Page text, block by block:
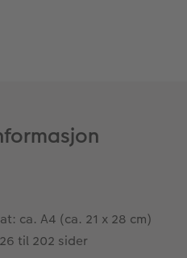
ca. A4 (ca. 21 x 28 cm)
til 202 sider